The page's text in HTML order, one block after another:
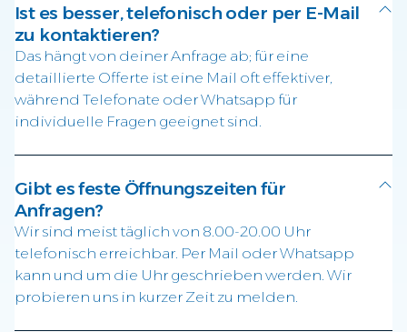
Ist es besser, telefonisch oder per E-Mail
zu kontaktieren?
Das hängt von deiner Anfrage ab; für eine
detaillierte Offerte ist eine Mail oft effektiver,
während Telefonate oder Whatsapp für
individuelle Fragen geeignet sind.
Gibt es feste Öffnungszeiten für
Anfragen?
Wir sind meist täglich von 8.00-20.00 Uhr
telefonisch erreichbar. Per Mail oder Whatsapp
kann und um die Uhr geschrieben werden. Wir
probieren uns in kurzer Zeit zu melden.